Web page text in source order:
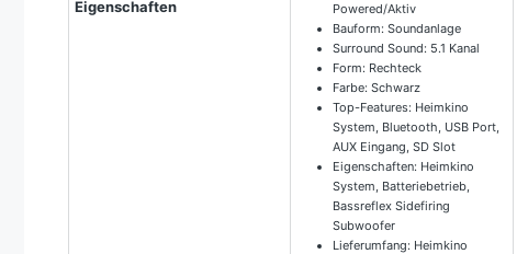
Eigenschaften
Powered/Aktiv
Bauform: Soundanlage
Surround Sound: 5.1 Kanal
Form: Rechteck
Farbe: Schwarz
Top-Features: Heimkino
System, Bluetooth, USB Port,
AUX Eingang, SD Slot
Eigenschaften: Heimkino
System, Batteriebetrieb,
Bassreflex Sidefiring
Subwoofer
Lieferumfang: Heimkino